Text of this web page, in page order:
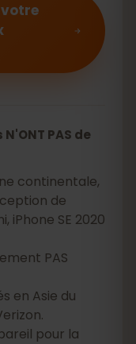
votre
PAS de
continentale,
de
iPhone SE 2020
PAS
en Asie du
pour la